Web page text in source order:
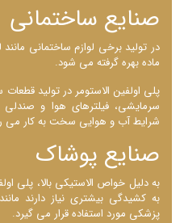
صنایع ساختمانی
در تولید برخی لوازم ساختمانی مانند
ماده بهره گرفته می شود.
پلی اولفین الاستومر در تولید
سرمایشی، فیلترهای هوا و صندلی
شرایط آب و هوایی سخت به کار می
صنایع پوشاک
به دلیل خواص الاستیکی بالا، پلی
به کشیدگی بیشتری نیاز دارند
پزشکی مورد استفاده قرار می گیرد.